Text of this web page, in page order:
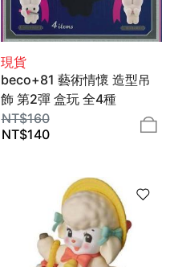
現貨
beco+81 藝術情懷 造型吊
飾 第2彈 盒玩 全4種
Kenelephant
NT$160
NT$140